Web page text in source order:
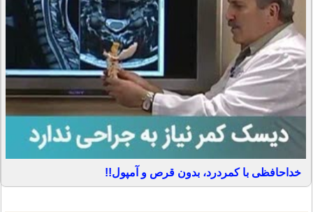
خداحافظی با کمردرد، بدون قرص و آمپول!!